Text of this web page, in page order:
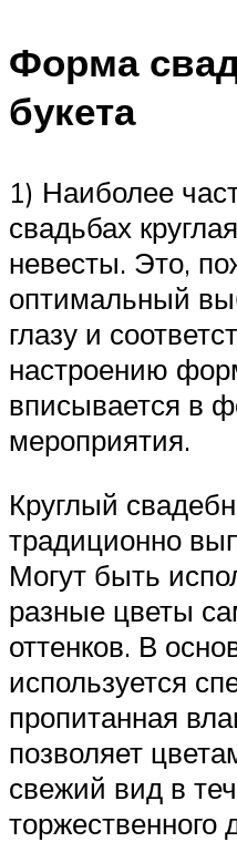
Форма
букета
1) Наиболее
свадьбах
невесты. Это,
оптимальный
глазу и
настроению
вписывается в
мероприятия.
Круглый
традиционно
Могут быть
разные цветы
оттенков. В
используется
пропитанная
позволяет
свежий вид в
торжественного